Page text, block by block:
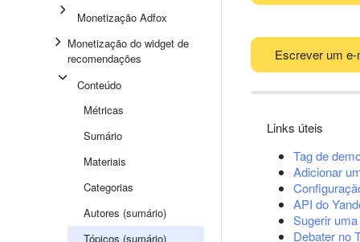
Monetização Adfox
Monetização do widget de
recomendações
Conteúdo
Métricas
Sumário
Materiais
Categorias
Autores (sumário)
Tópicos (sumário)
Escrever um e-
Links úteis
Tag de
Adicionar
API do
Sugerir
Debater no